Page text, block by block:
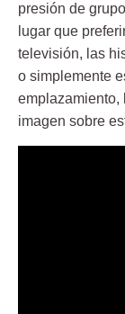
presión de
lugar que
televisión, las
o simplemente
emplazamiento,
imagen sobre